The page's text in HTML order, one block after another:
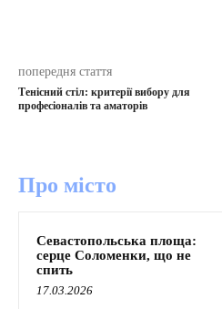
попередня стаття
Тенісний стіл: критерії вибору для
професіоналів та аматорів
Про місто
Севастопольська площа:
серце Соломенки, що не
спить
17.03.2026